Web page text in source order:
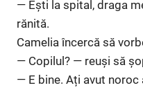
— Ești la spital, draga
rănită.
Camelia încercă să
— Copilul? — reuși să
— E bine. Ați avut noroc